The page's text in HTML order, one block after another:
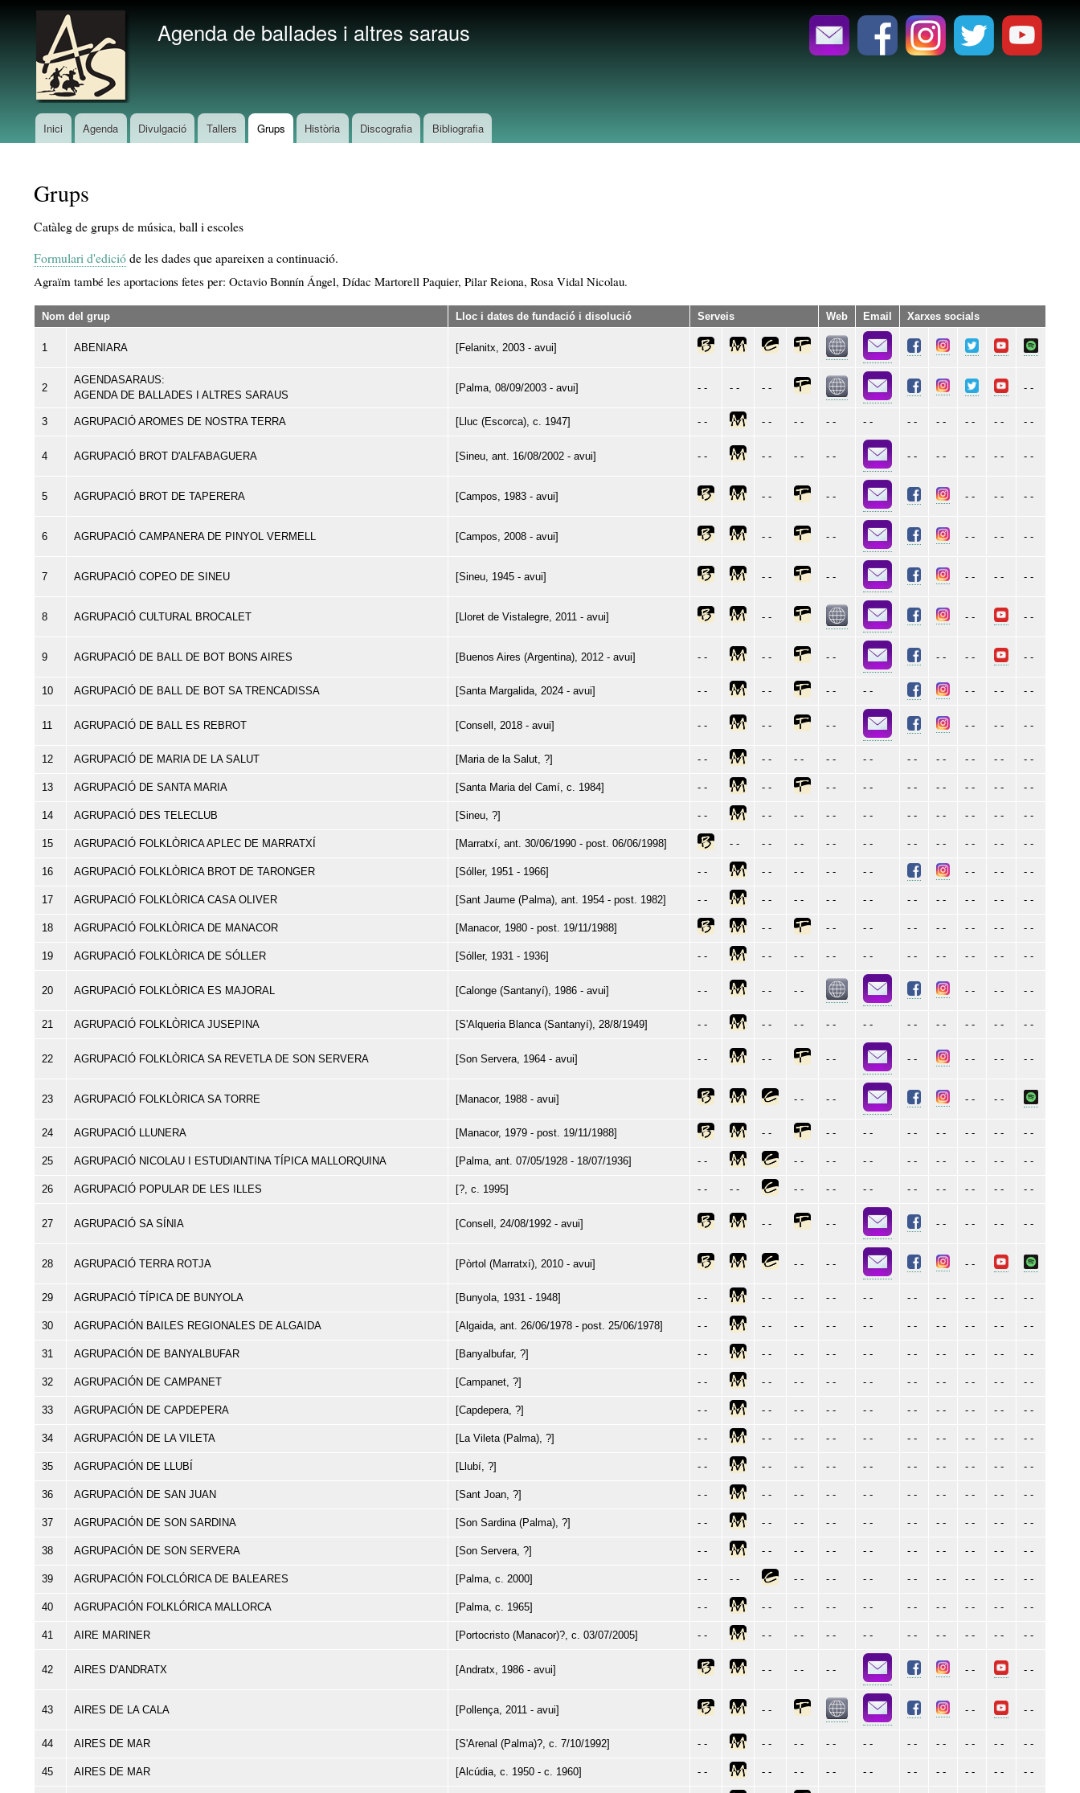
Marca del lloc Agenda de ballades i altres saraus
MenúInici Agenda Divulgació Tallers Grups Història Discografia Bibliografia
Grups
Catàleg de grups de música, ball i escoles
Formulari d'edicióde les dades que apareixen a continuació.
Agraïm també les aportacions fetes per: Octavio Bonnín Ángel, Dídac Martorell Paquier, Pilar Reiona, Rosa Vidal Nicolau.
Nom del grup Lloc i dates de fundació i disolució Serveis Web Email Xarxes socials
1 ABENIARA [Felanitx, 2003 - avui]
2
AGENDASARAUS:
AGENDA DE BALLADES I ALTRES SARAUS
[Palma, 08/09/2003 - avui] - - - - - - - -
3 AGRUPACIÓ AROMES DE NOSTRA TERRA [Lluc (Escorca), c. 1947] - - - - - - - - - - - - - - - - - - - -
4 AGRUPACIÓ BROT D'ALFABAGUERA [Sineu, ant. 16/08/2002 - avui] - - - - - - - - - - - - - - - - - -
5 AGRUPACIÓ BROT DE TAPERERA [Campos, 1983 - avui] - - - - - - - - - -
6 AGRUPACIÓ CAMPANERA DE PINYOL VERMELL [Campos, 2008 - avui] - - - - - - - - - -
7 AGRUPACIÓ COPEO DE SINEU [Sineu, 1945 - avui] - - - - - - - - - -
8 AGRUPACIÓ CULTURAL BROCALET [Lloret de Vistalegre, 2011 - avui] - - - - - -
9 AGRUPACIÓ DE BALL DE BOT BONS AIRES [Buenos Aires (Argentina), 2012 - avui] - - - - - - - - - - - -
10 AGRUPACIÓ DE BALL DE BOT SA TRENCADISSA [Santa Margalida, 2024 - avui] - - - - - - - - - - - - - -
11 AGRUPACIÓ DE BALL ES REBROT [Consell, 2018 - avui] - - - - - - - - - - - -
12 AGRUPACIÓ DE MARIA DE LA SALUT [Maria de la Salut, ?] - - - - - - - - - - - - - - - - - - - -
13 AGRUPACIÓ DE SANTA MARIA [Santa Maria del Camí, c. 1984] - - - - - - - - - - - - - - - - - -
14 AGRUPACIÓ DES TELECLUB [Sineu, ?] - - - - - - - - - - - - - - - - - - - -
15 AGRUPACIÓ FOLKLÒRICA APLEC DE MARRATXÍ [Marratxí, ant. 30/06/1990 - post. 06/06/1998] - - - - - - - - - - - - - - - - - - - -
16 AGRUPACIÓ FOLKLÒRICA BROT DE TARONGER [Sóller, 1951 - 1966] - - - - - - - - - - - - - - - -
17 AGRUPACIÓ FOLKLÒRICA CASA OLIVER [Sant Jaume (Palma), ant. 1954 - post. 1982] - - - - - - - - - - - - - - - - - - - -
18 AGRUPACIÓ FOLKLÒRICA DE MANACOR [Manacor, 1980 - post. 19/11/1988] - - - - - - - - - - - - - - - -
19 AGRUPACIÓ FOLKLÒRICA DE SÓLLER [Sóller, 1931 - 1936] - - - - - - - - - - - - - - - - - - - -
20 AGRUPACIÓ FOLKLÒRICA ES MAJORAL [Calonge (Santanyí), 1986 - avui] - - - - - - - - - - - -
21 AGRUPACIÓ FOLKLÒRICA JUSEPINA [S'Alqueria Blanca (Santanyí), 28/8/1949] - - - - - - - - - - - - - - - - - - - -
22 AGRUPACIÓ FOLKLÒRICA SA REVETLA DE SON SERVERA [Son Servera, 1964 - avui] - - - - - - - - - - - - - -
23 AGRUPACIÓ FOLKLÒRICA SA TORRE [Manacor, 1988 - avui] - - - - - - - -
24 AGRUPACIÓ LLUNERA [Manacor, 1979 - post. 19/11/1988] - - - - - - - - - - - - - - - -
25 AGRUPACIÓ NICOLAU I ESTUDIANTINA TÍPICA MALLORQUINA [Palma, ant. 07/05/1928 - 18/07/1936] - - - - - - - - - - - - - - - - - -
26 AGRUPACIÓ POPULAR DE LES ILLES [?, c. 1995] - - - - - - - - - - - - - - - - - - - -
27 AGRUPACIÓ SA SÍNIA [Consell, 24/08/1992 - avui] - - - - - - - - - - - -
28 AGRUPACIÓ TERRA ROTJA [Pòrtol (Marratxí), 2010 - avui] - - - - - -
29 AGRUPACIÓ TÍPICA DE BUNYOLA [Bunyola, 1931 - 1948] - - - - - - - - - - - - - - - - - - - -
30 AGRUPACIÓN BAILES REGIONALES DE ALGAIDA [Algaida, ant. 26/06/1978 - post. 25/06/1978] - - - - - - - - - - - - - - - - - - - -
31 AGRUPACIÓN DE BANYALBUFAR [Banyalbufar, ?] - - - - - - - - - - - - - - - - - - - -
32 AGRUPACIÓN DE CAMPANET [Campanet, ?] - - - - - - - - - - - - - - - - - - - -
33 AGRUPACIÓN DE CAPDEPERA [Capdepera, ?] - - - - - - - - - - - - - - - - - - - -
34 AGRUPACIÓN DE LA VILETA [La Vileta (Palma), ?] - - - - - - - - - - - - - - - - - - - -
35 AGRUPACIÓN DE LLUBÍ [Llubí, ?] - - - - - - - - - - - - - - - - - - - -
36 AGRUPACIÓN DE SAN JUAN [Sant Joan, ?] - - - - - - - - - - - - - - - - - - - -
37 AGRUPACIÓN DE SON SARDINA [Son Sardina (Palma), ?] - - - - - - - - - - - - - - - - - - - -
38 AGRUPACIÓN DE SON SERVERA [Son Servera, ?] - - - - - - - - - - - - - - - - - - - -
39 AGRUPACIÓN FOLCLÓRICA DE BALEARES [Palma, c. 2000] - - - - - - - - - - - - - - - - - - - -
40 AGRUPACIÓN FOLKLÓRICA MALLORCA [Palma, c. 1965] - - - - - - - - - - - - - - - - - - - -
41 AIRE MARINER [Portocristo (Manacor)?, c. 03/07/2005] - - - - - - - - - - - - - - - - - - - -
42 AIRES D'ANDRATX [Andratx, 1986 - avui] - - - - - - - - - -
43 AIRES DE LA CALA [Pollença, 2011 - avui] - - - - - -
44 AIRES DE MAR [S'Arenal (Palma)?, c. 7/10/1992] - - - - - - - - - - - - - - - - - - - -
45 AIRES DE MAR [Alcúdia, c. 1950 - c. 1960] - - - - - - - - - - - - - - - - - - - -